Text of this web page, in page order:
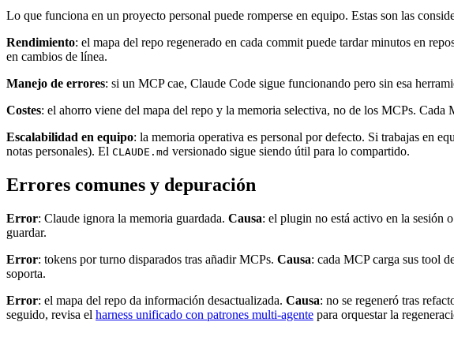
Lo que funciona en un proyecto personal puede romperse en equipo. Estas son las
Rendimiento: el mapa del repo regenerado en cada commit puede tardar minutos en
en cambios de línea.
Manejo de errores: si un MCP cae, Claude Code sigue funcionando pero sin esa
Costes: el ahorro viene del mapa del repo y la memoria selectiva, no de los MCPs.
Escalabilidad en equipo: la memoria operativa es personal por defecto. Si trabajas en
notas personales). El CLAUDE.md versionado sigue siendo útil para lo compartido.
Errores comunes y depuración
Error: Claude ignora la memoria guardada. Causa: el plugin no está activo en la sesión
guardar.
Error: tokens por turno disparados tras añadir MCPs. Causa: cada MCP carga sus tool
soporta.
Error: el mapa del repo da información desactualizada. Causa: no se regeneró tras
seguido, revisa el harness unificado con patrones multi-agente para orquestar la